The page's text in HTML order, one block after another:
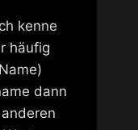
kenne
häufig
dann